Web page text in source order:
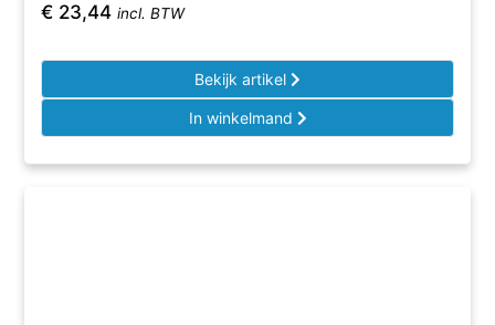
€ 23,44 incl. BTW
Bekijk artikel
In winkelmand